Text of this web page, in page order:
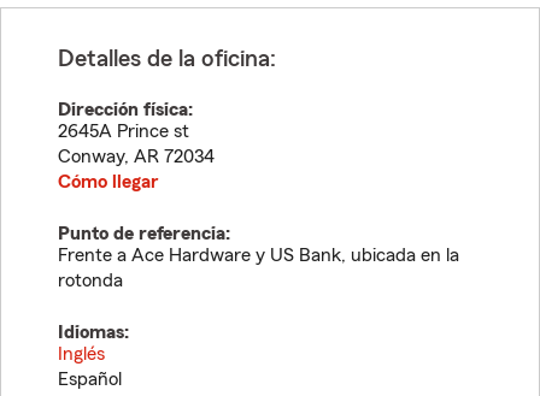
Detalles de la oficina:
Dirección física:
2645A Prince st
Conway, AR 72034
Cómo llegar
Punto de referencia:
Frente a Ace Hardware y US Bank, ubicada en la
rotonda
Idiomas:
Inglés
Español